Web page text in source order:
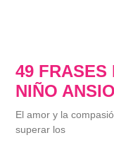
49 FRASES
NIÑO
El amor y la
superar los